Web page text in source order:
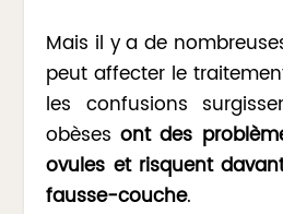
Mais il y a de
peut affecter le
les confusions
obèsesont des
ovules et risquent
fausse-couche.